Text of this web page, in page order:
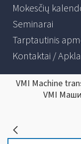
Mokesčių
Seminarai
Tarptautinis
Kontaktai /
VMI Machine
VMI